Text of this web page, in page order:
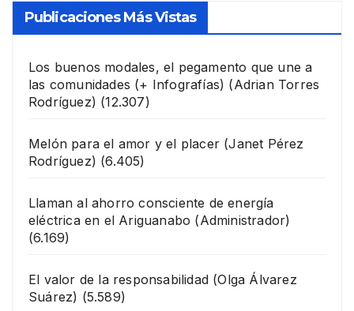
Publicaciones Más Vistas
Los buenos modales, el pegamento que une a
las comunidades (+ Infografías) (Adrian Torres
Rodríguez) (12.307)
Melón para el amor y el placer (Janet Pérez
Rodríguez) (6.405)
Llaman al ahorro consciente de energía
eléctrica en el Ariguanabo (Administrador)
(6.169)
El valor de la responsabilidad (Olga Álvarez
Suárez) (5.589)